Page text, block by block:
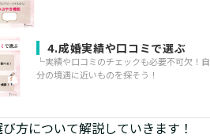
4.成婚実績や口コミで選ぶ
└実績や口コミのチェックも必要不可欠！自
分の境遇に近いものを探そう！
方について解説していきます！